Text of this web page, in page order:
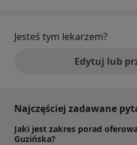
Jesteś tym lekarzem?
Edytuj lub
Najczęściej zadawane
Jaki jest zakres porad
Guzińska?